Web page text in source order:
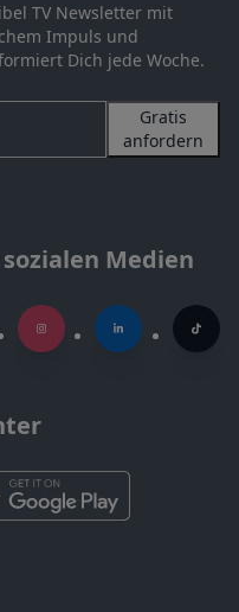
TV Newsletter mit
Impuls und
Dich jede Woche.
Gratis
anfordern
Medien